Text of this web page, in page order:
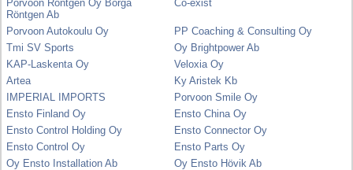
Porvoon Röntgen Oy Borgå
Röntgen Ab
Co-exist
Porvoon Autokoulu Oy
PP Coaching & Consulting Oy
Tmi SV Sports
Oy Brightpower Ab
KAP-Laskenta Oy
Veloxia Oy
Artea
Ky Aristek Kb
IMPERIAL IMPORTS
Porvoon Smile Oy
Ensto Finland Oy
Ensto China Oy
Ensto Control Holding Oy
Ensto Connector Oy
Ensto Control Oy
Ensto Parts Oy
Oy Ensto Installation Ab
Oy Ensto Hövik Ab